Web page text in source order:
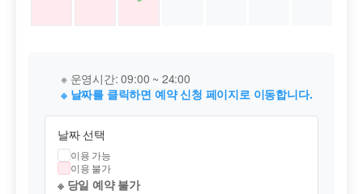
※ 운영시간: 09:00 ~ 24:00
※ 날짜를 클릭하면 예약 신청 페이지로 이동합니다.
날짜 선택
이용 가능
이용 불가
※ 당일 예약 불가